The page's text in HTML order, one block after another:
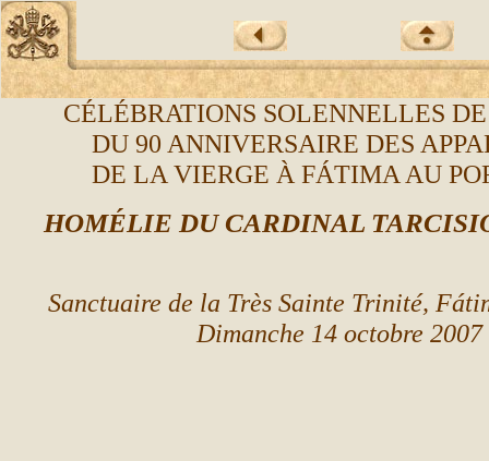
CÉLÉBRATIONS SOLENNELLES
DU 90 ANNIVERSAIRE DES
DE LA VIERGE À FÁTIMA AU
HOMÉLIE DU CARDINAL
Sanctuaire de la Très Sainte Trinité,
Dimanche 14 octobre 2007